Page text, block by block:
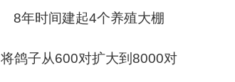
8年时间建起4个养殖大棚
将鸽子从600对扩大到8000对